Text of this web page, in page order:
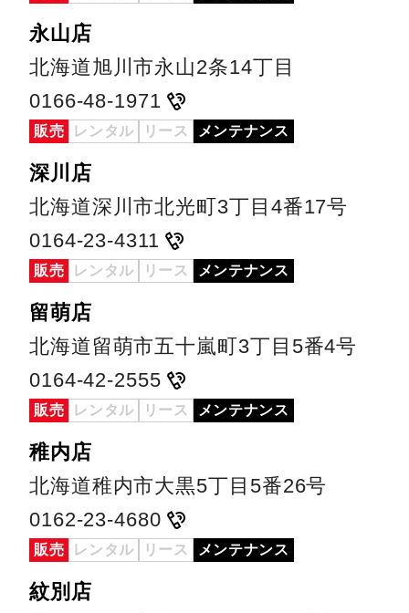
永山店
北海道旭川市永山2条14丁目
0166-48-1971
販売 レンタル リース メンテナンス
深川店
北海道深川市北光町3丁目4番17号
0164-23-4311
販売 レンタル リース メンテナンス
留萌店
北海道留萌市五十嵐町3丁目5番4号
0164-42-2555
販売 レンタル リース メンテナンス
稚内店
北海道稚内市大黒5丁目5番26号
0162-23-4680
販売 レンタル リース メンテナンス
紋別店